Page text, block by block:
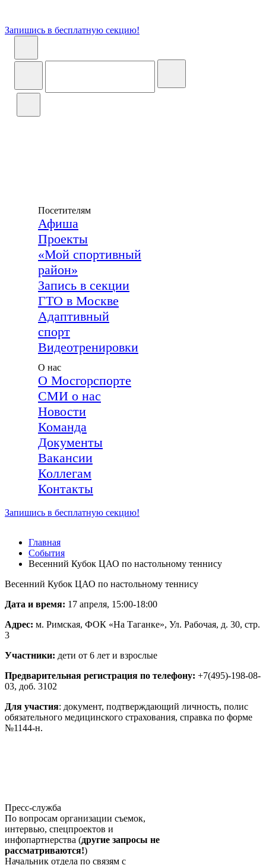
Запишись в бесплатную секцию!
Посетителям
Афиша
Проекты
«Мой спортивный
район»
Запись в секции
ГТО в Москве
Адаптивный
спорт
Видеотренировки
О нас
О Мосгорспорте
СМИ о нас
Новости
Команда
Документы
Вакансии
Коллегам
Контакты
Запишись в бесплатную секцию!
Главная
События
Весенний Кубок ЦАО по настольному теннису
Весенний Кубок ЦАО по настольному теннису
Дата и время: 17 апреля, 15:00-18:00
Адрес: м. Римская, ФОК «На Таганке», Ул. Рабочая, д. 30, стр.
3
Участники: дети от 6 лет и взрослые
Предварительная регистрация по телефону: +7(495)-198-08-
03, доб. 3102
Для участия: документ, подтверждающий личность, полис
обязательного медицинского страхования, справка по форме
№1144-н.
Пресс-служба
По вопросам организации съемок,
интервью, спецпроектов и
инфопартнерства (другие запросы не
рассматриваются!)
Начальник отдела по связям с